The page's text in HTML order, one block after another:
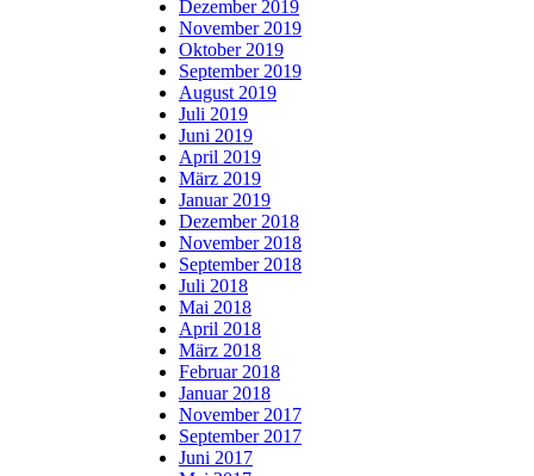
Dezember 2019
November 2019
Oktober 2019
September 2019
August 2019
Juli 2019
Juni 2019
April 2019
März 2019
Januar 2019
Dezember 2018
November 2018
September 2018
Juli 2018
Mai 2018
April 2018
März 2018
Februar 2018
Januar 2018
November 2017
September 2017
Juni 2017